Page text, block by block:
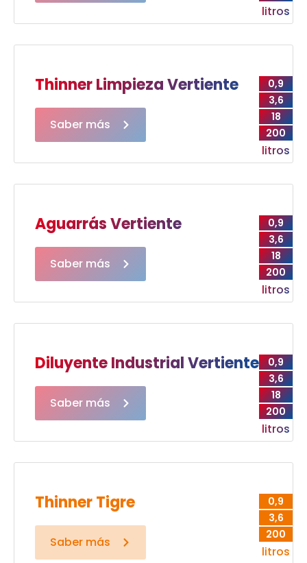
litros
0,9
3,6
18
200
litros
Thinner Limpieza Vertiente
Saber más
0,9
3,6
18
200
litros
Aguarrás Vertiente
Saber más
0,9
3,6
18
200
litros
Diluyente Industrial Vertiente
Saber más
0,9
3,6
200
litros
Thinner Tigre
Saber más